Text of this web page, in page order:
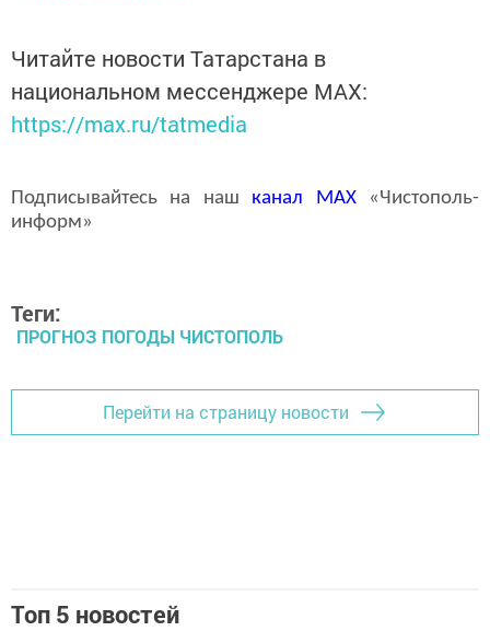
Читайте новости Татарстана в
национальном мессенджере MАХ:
https://max.ru/tatmedia
Подписывайтесь на наш канал MAX«Чистополь-
информ»
Теги:
ПРОГНОЗ ПОГОДЫ ЧИСТОПОЛЬ
Перейти на страницу новости
Топ 5 новостей